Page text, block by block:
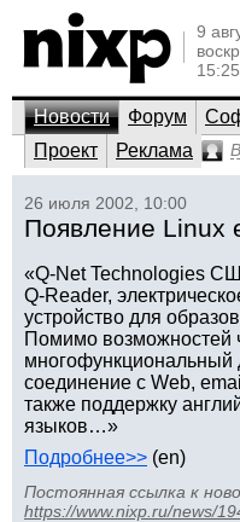
9
Новости Форум
Проект
Реклама
26 июля 2002, 10:00
Появление Linux
«Q-Net Technologies
Q-Reader,
устройство для
Помимо возможностей
многофункциональный
соединение с Web,
также поддержку
языков…»
Подробнее>> (en)
Постоянная ссылка к
https://www.nixp.ru/news/